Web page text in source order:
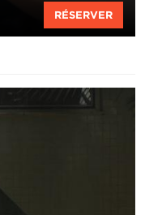
RÉSERVER